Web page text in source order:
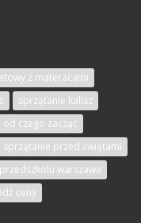
z materacami
sprzątanie kalisz
czego zacząć
sprzątanie przed świętami
warszawa
ceny